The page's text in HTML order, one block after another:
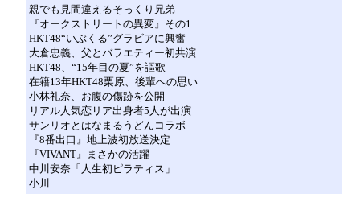
親でも見間違えるそっくり兄弟
『オークストリートの異変』その1
HKT48“いぶくる”グラビアに興奮
大倉忠義、父とバラエティー初共演
HKT48、“15年目の夏”を謳歌
在籍13年HKT48栗原、後輩への思い
小林礼奈、お腹の傷跡を公開
リアル人気恋リア出身者5人が出演
サンリオとはなまるうどんコラボ
『8番出口』地上波初放送決定
『VIVANT』まさかの活躍
中川安奈「人生初ピラティス」
小川